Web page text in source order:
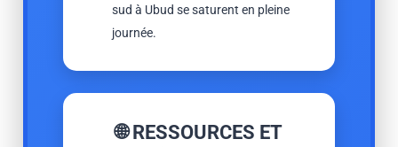
sud à Ubud se saturent en pleine
journée.
🌐 RESSOURCES ET